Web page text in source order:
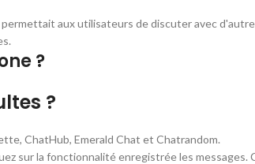
aux utilisateurs de discuter avec
?
?
ChatHub, Emerald Chat et Chatrandom.
sur la fonctionnalité enregistrée les